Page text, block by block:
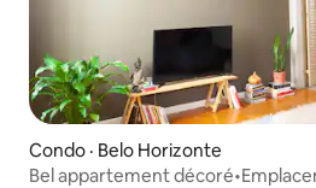
Condo · Belo Horizonte
Bel appartement